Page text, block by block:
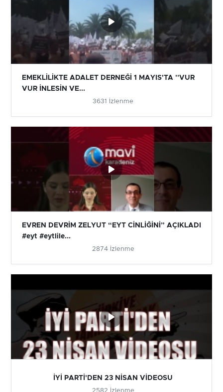
EMEKLİLİKTE ADALET DERNEĞİ 1 MAYIS'TA ''VUR
VUR İNLESİN VE...
3631 İzlenme
EVREN DEVRİM ZELYUT “EYT CİNLİĞİNİ” AÇIKLADI
#eyt #eytlile...
2874 İzlenme
İYİ PARTİ'DEN 23 NİSAN VİDEOSU